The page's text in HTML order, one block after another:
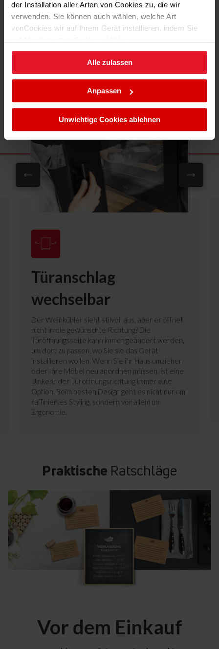
der Installation aller Arten von Cookies zu, die wir
verwenden. Sie können auch wählen, welche Art
vonCookies wir auf Ihrem Gerät installieren, indem Sie
Sie können Ihre Cookie-Einstellungen jederzeit ändern,
indem Sie die Cookie-Richtlinie .aufrufen.
Alle zulassen
Anpassen
Unwichtige Cookies ablehnen
MehrKomfort
Türanschlag wechselbar Leiser Betrieb Holz Ablagen
Türanschlag
wechselbar
Der Weinkühler sieht stilvoll aus, aber er öffnet
nicht in die gewünschte Richtung? Die
Türöffnungsseite kann immer geändert werden,
um dort zu passen, wo Sie sie das Gerät
installieren wollen. Wenn Sie ihr Haus umziehen
oder Ihre Möbel neu anordnen müssen, ist eine
Umkehr der Türöffnungsrichtung immer eine
Option. Beim besten Design geht es nicht nur um
raffiniertes Styling, sondern vor allem um
Ergonomie.
Praktische Ratschläge
Vor dem Einkauf